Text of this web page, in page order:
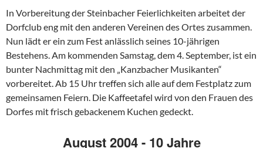
In Vorbereitung der Steinbacher Feierlichkeiten arbeitet der
Dorfclub eng mit den anderen Vereinen des Ortes zusammen.
Nun lädt er ein zum Fest anlässlich seines 10-jährigen
Bestehens. Am kommenden Samstag, dem 4. September, ist ein
bunter Nachmittag mit den „Kanzbacher Musikanten“
vorbereitet. Ab 15 Uhr treffen sich alle auf dem Festplatz zum
gemeinsamen Feiern. Die Kaffeetafel wird von den Frauen des
Dorfes mit frisch gebackenem Kuchen gedeckt.
August 2004 - 10 Jahre